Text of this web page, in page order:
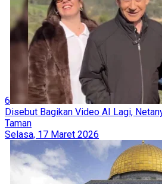
6
Disebut Bagikan Video AI Lagi,
Taman
Selasa, 17 Maret 2026